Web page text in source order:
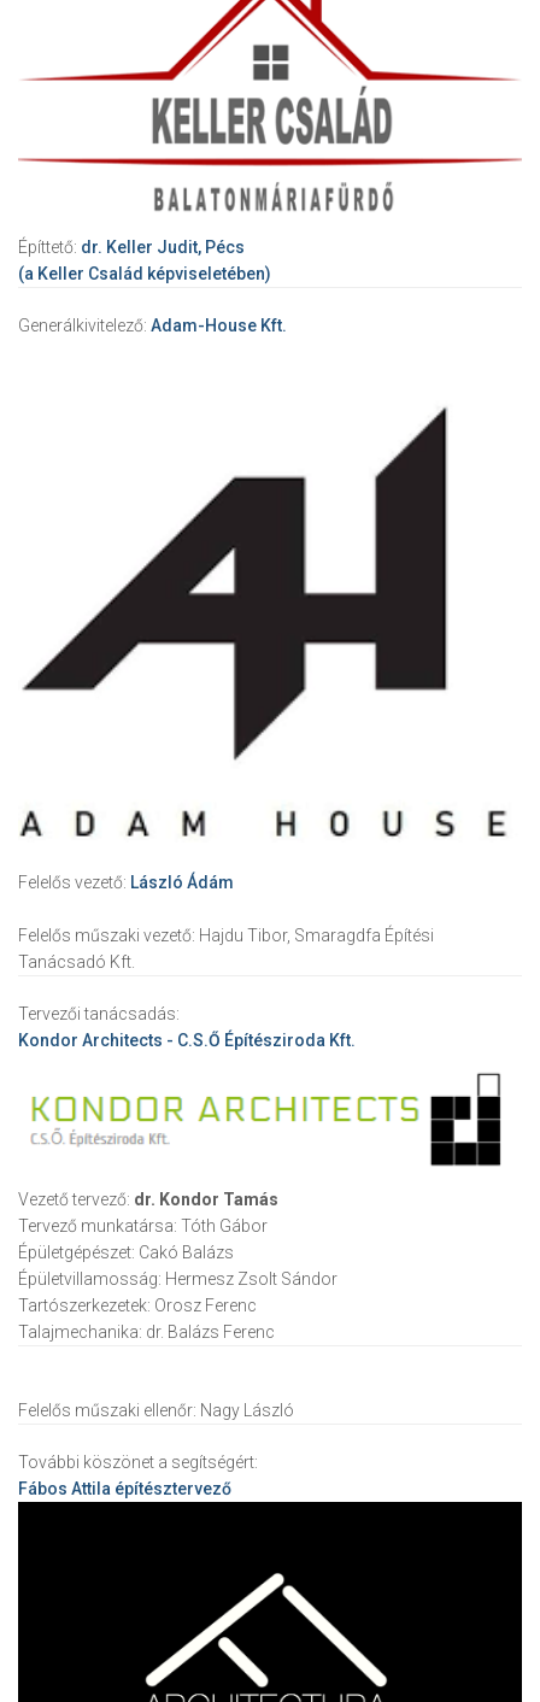
Építtető: dr. Keller Judit, Pécs
(a Keller Család képviseletében)
Generálkivitelező: Adam-House Kft.
Felelős vezető: László Ádám
Felelős műszaki vezető: Hajdu Tibor, Smaragdfa Építési
Tanácsadó Kft.
Tervezői tanácsadás:
Kondor Architects - C.S.Ő Építésziroda Kft.
Vezető tervező: dr. Kondor Tamás
Tervező munkatársa: Tóth Gábor
Épületgépészet: Cakó Balázs
Épületvillamosság: Hermesz Zsolt Sándor
Tartószerkezetek: Orosz Ferenc
Talajmechanika: dr. Balázs Ferenc
Felelős műszaki ellenőr: Nagy László
További köszönet a segítségért:
Fábos Attila építésztervező